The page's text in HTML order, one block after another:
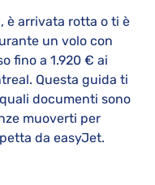
è arrivata rotta o ti è
un volo con
fino a 1.920 € ai
Questa guida ti
documenti sono
muoverti per
da easyJet.